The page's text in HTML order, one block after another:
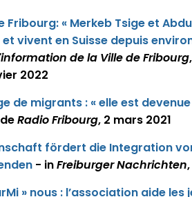
Fribourg: « Merkeb Tsige et
vivent en Suisse depuis
de la Ville de Fribourg
2022
de migrants : « elle est
Radio Fribourg, 2 mars 2021
fördert die Integration
- inFreiburger Nachrichten
» nous : l’association aide